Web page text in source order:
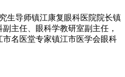
生导师镇江康复眼科医院院长镇
主任、眼科学教研室副主任，
市名医堂专家镇江市医学会眼科